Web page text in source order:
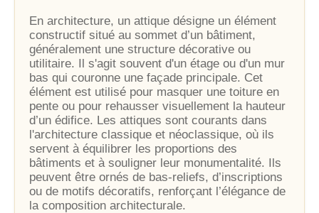
En architecture, un attique désigne un élément
constructif situé au sommet d’un bâtiment,
généralement une structure décorative ou
utilitaire. Il s'agit souvent d'un étage ou d'un mur
bas qui couronne une façade principale. Cet
élément est utilisé pour masquer une toiture en
pente ou pour rehausser visuellement la hauteur
d’un édifice. Les attiques sont courants dans
l'architecture classique et néoclassique, où ils
servent à équilibrer les proportions des
bâtiments et à souligner leur monumentalité. Ils
peuvent être ornés de bas-reliefs, d’inscriptions
ou de motifs décoratifs, renforçant l’élégance de
la composition architecturale.